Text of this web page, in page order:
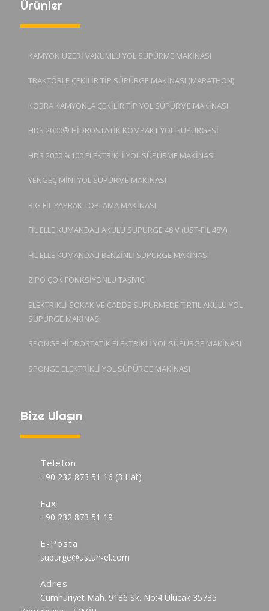
Ürünler
KAMYON ÜZERİ VAKUMLU YOL SÜPÜRME MAKİNASI
TRAKTÖRLE ÇEKİLİR TİP SÜPÜRGE MAKİNASI (MARATHON)
KOBRA KAMYONLA ÇEKİLİR TİP YOL SÜPÜRME MAKİNASI
HDS 2000® HİDROSTATİK KOMPAKT YOL SÜPÜRGESİ
HDS 2000 %100 ELEKTRİKLİ YOL SÜPÜRME MAKİNASI
YENGEÇ MİNİ YOL SÜPÜRME MAKİNASI
BIG FİL YAPRAK TOPLAMA MAKİNASI
FİL ELLE KUMANDALI AKÜLÜ SÜPÜRGE 48 V (ÜST-FİL 48V)
FİL ELLE KUMANDALI BENZİNLİ SÜPÜRGE MAKİNASI
ZIPO ÇOK FONKSİYONLU TAŞIYICI
ELEKTRİKLİ SOKAK VE CADDE SÜPÜRMEDE TIRTIL AKÜLÜ YOL
SÜPÜRGE MAKİNASI
SPONGE HİDROSTATİK ELEKTRİKLİ YOL SÜPÜRGE MAKİNASI
SPONGE ELEKTRİKLİ YOL SÜPÜRGE MAKİNASI
Bize Ulaşın
Telefon
+90 232 873 51 16 (3 Hat)
Fax
+90 232 873 51 19
E-Posta
supurge@ustun-el.com
Adres
Cumhuriyet Mah. 9136 Sk. No:4 Ulucak 35735